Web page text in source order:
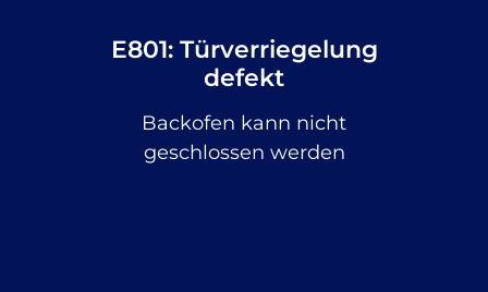
E801: Türverriegelung
defekt
Backofen kann nicht
geschlossen werden